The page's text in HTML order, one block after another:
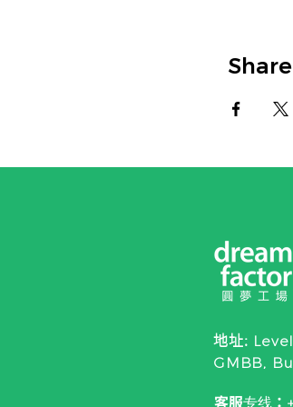
地址:
GMBB,
客服专线 ：